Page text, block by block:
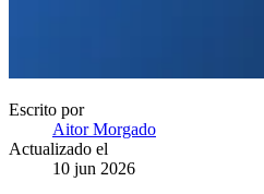
Escrito por
Aitor Morgado
Actualizado el
10 jun 2026